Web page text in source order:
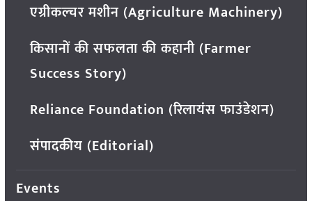
एग्रीकल्चर मशीन (Agriculture Machinery)
किसानों की सफलता की कहानी (Farmer
Success Story)
Reliance Foundation (रिलायंस फाउंडेशन)
संपादकीय (Editorial)
Events